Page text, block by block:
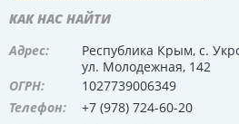
КАК НАС НАЙТИ
Адрес:
Республика Крым, с.
ул. Молодежная, 142
ОГРН:
1027739006349
Телефон:
+7 (978) 724-60-20